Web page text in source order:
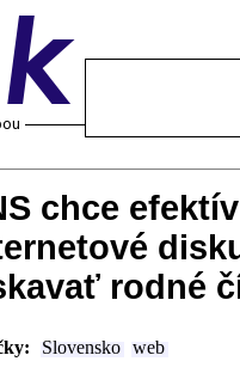
chce
rodné
Slovensko web